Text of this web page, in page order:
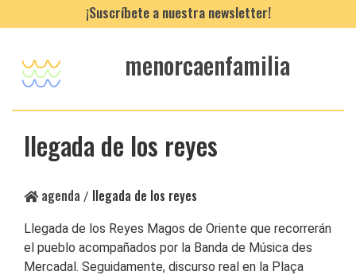
¡Suscríbete a nuestra newsletter!
menorcaenfamilia
llegada de los reyes
agenda / llegada de los reyes
Llegada de los Reyes Magos de Oriente que recorrerán
el pueblo acompañados por la Banda de Música des
Mercadal. Seguidamente, discurso real en la Plaça